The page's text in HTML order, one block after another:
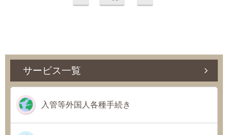
サービス一覧
入管等外国人各種手続き